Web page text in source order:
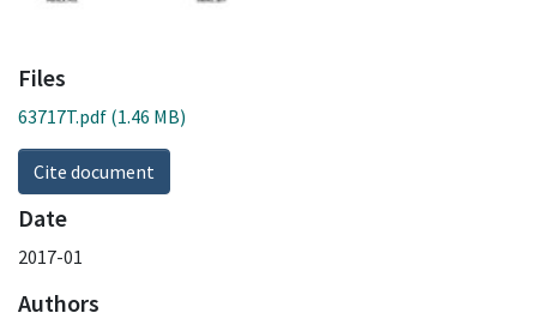
Files
63717T.pdf (1.46 MB)
Cite document
Date
2017-01
Authors